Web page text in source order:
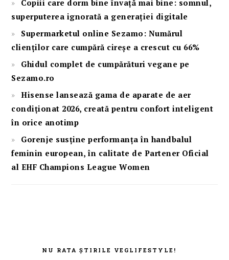
Copiii care dorm bine învață mai bine: somnul,
superputerea ignorată a generației digitale
Supermarketul online Sezamo: Numărul
clienților care cumpără cireșe a crescut cu 66%
Ghidul complet de cumpărături vegane pe
Sezamo.ro
Hisense lansează gama de aparate de aer
condiționat 2026, creată pentru confort inteligent
în orice anotimp
Gorenje susține performanța în handbalul
feminin european, în calitate de Partener Oficial
al EHF Champions League Women
NU RATA ȘTIRILE VEGLIFESTYLE!